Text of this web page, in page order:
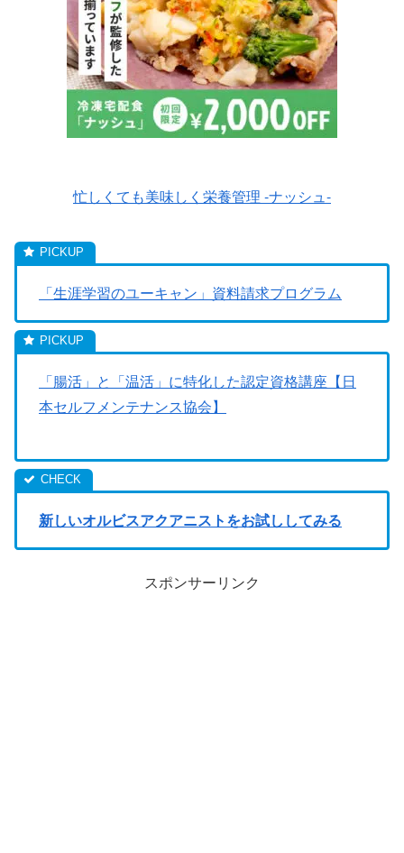
忙しくても美味しく栄養管理 -ナッシュ-
「生涯学習のユーキャン」資料請求プログラム
「腸活」と「温活」に特化した認定資格講座【日
本セルフメンテナンス協会】
新しいオルビスアクアニストをお試ししてみる
スポンサーリンク